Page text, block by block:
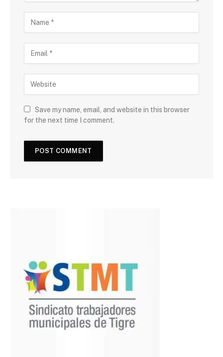
Save my name, email, and website in this browser
for the next time I comment.